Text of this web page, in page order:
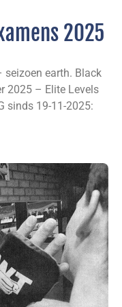
2025
earth. Black
2025 – Elite Levels
sinds 19-11-2025: